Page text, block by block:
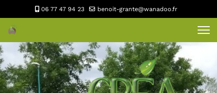
06 77 47 94 23 benoit-grante@wanadoo.fr